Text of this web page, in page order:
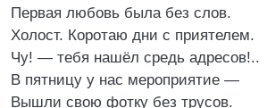
Первая любовь была без слов.
Холост. Коротаю дни с приятелем.
Чу! — тебя нашёл средь адресов!..
В пятницу у нас мероприятие —
Вышли свою фотку без трусов.